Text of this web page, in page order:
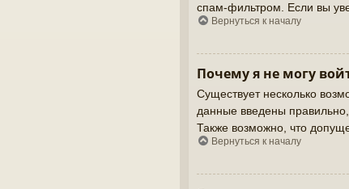
спам-фильтром. Если вы
Вернуться к началу
Почему я не могу
Существует несколько
данные введены
Также возможно, что
Вернуться к началу